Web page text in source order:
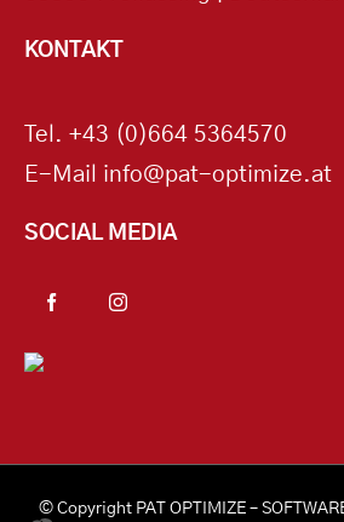
KONTAKT
Tel. +43 (0)664 5364570
E-Mail info@pat-optimize.at
SOCIAL MEDIA
© Copyright PAT OPTIMIZE –